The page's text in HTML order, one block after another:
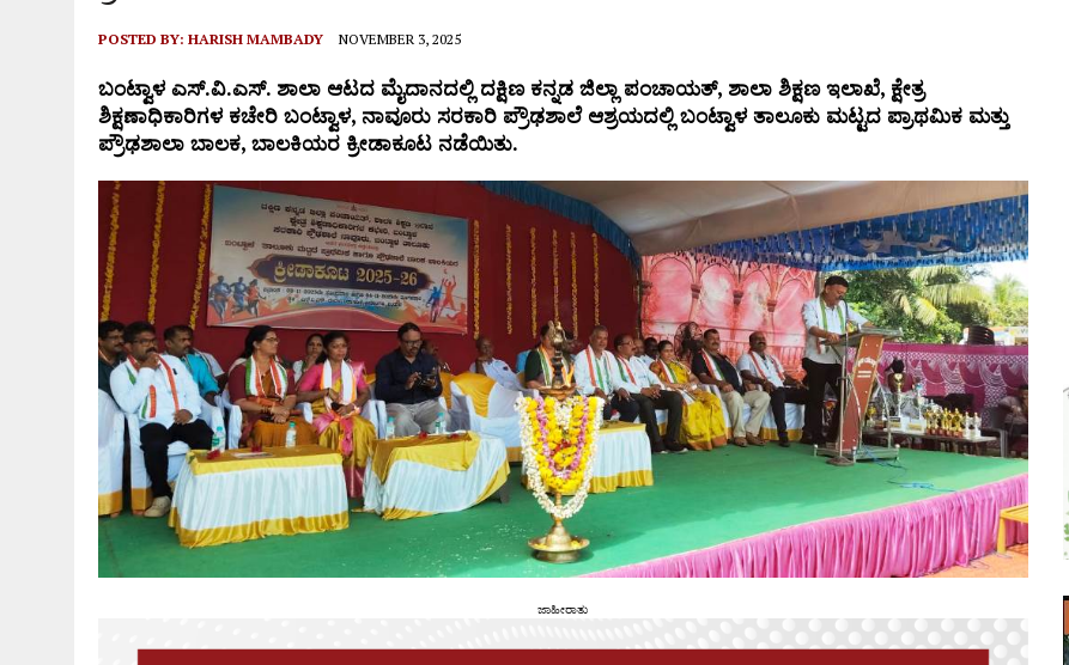
POSTED BY: HARISH MAMBADY NOVEMBER 3, 2025
ಬಂಟ್ವಾಳ ಎಸ್.ವಿ.ಎಸ್. ಶಾಲಾ ಆಟದ ಮೈದಾನದಲ್ಲಿ ದಕ್ಷಿಣ ಕನ್ನಡ ಜಿಲ್ಲಾ ಪಂಚಾಯತ್, ಶಾಲಾ ಶಿಕ್ಷಣ ಇಲಾಖೆ, ಕ್ಷೇತ್ರ
ಶಿಕ್ಷಣಾಧಿಕಾರಿಗಳ ಕಚೇರಿ ಬಂಟ್ವಾಳ, ನಾವೂರು ಸರಕಾರಿ ಪ್ರೌಢಶಾಲೆ ಆಶ್ರಯದಲ್ಲಿ ಬಂಟ್ವಾಳ ತಾಲೂಕು ಮಟ್ಟದ ಪ್ರಾಥಮಿಕ ಮತ್ತು
ಪ್ರೌಢಶಾಲಾ ಬಾಲಕ, ಬಾಲಕಿಯರ ಕ್ರೀಡಾಕೂಟ ನಡೆಯಿತು.
ಜಾಹೀರಾತು